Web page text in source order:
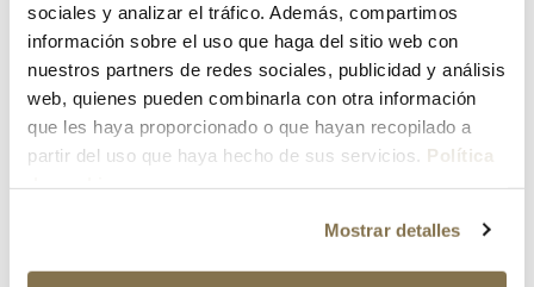
sociales y analizar el tráfico. Además, compartimos
información sobre el uso que haga del sitio web con
nuestros partners de redes sociales, publicidad y análisis
web, quienes pueden combinarla con otra información
que les haya proporcionado o que hayan recopilado a
partir del uso que haya hecho de sus servicios. Política
Mostrar detalles
¿Has olvidado tu contraseña?